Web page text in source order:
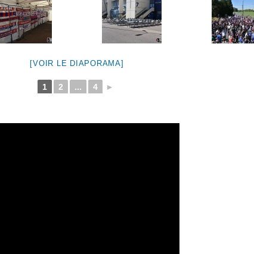
[VOIR LE DIAPORAMA]
1 2 ... 4 ►